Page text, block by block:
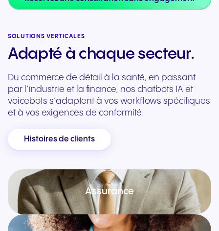
SOLUTIONS VERTICALES
Adapté à chaque secteur.
Du commerce de détail à la santé, en passant
par l’industrie et la finance, nos chatbots IA et
voicebots s’adaptent à vos workflows spécifiques
et à vos exigences de conformité.
Histoires de clients
Assurance